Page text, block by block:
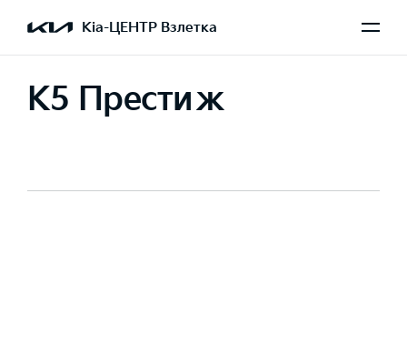
Kia-ЦЕНТР Взлетка
K5 Престиж